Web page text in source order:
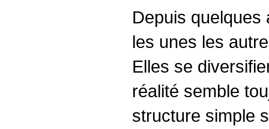
Depuis quelques
les unes les
Elles se
réalité semble
structure simple